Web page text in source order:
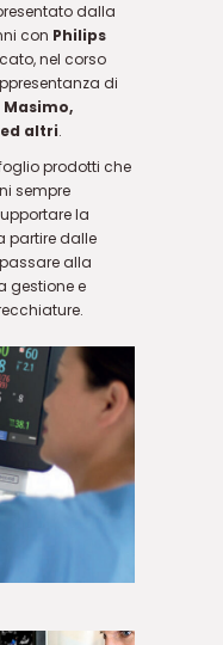
dalla
con Philips
nel corso
di
Masimo,
altri.
prodotti che
sempre
la
partire dalle
alla
gestione e